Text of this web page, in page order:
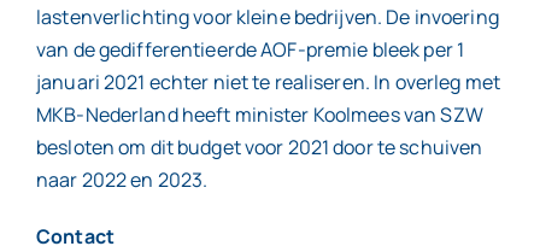
lastenverlichting voor kleine bedrijven. De invoering
van de gedifferentieerde AOF-premie bleek per 1
januari 2021 echter niet te realiseren. In overleg met
MKB-Nederland heeft minister Koolmees van SZW
besloten om dit budget voor 2021 door te schuiven
naar 2022 en 2023.
Contact